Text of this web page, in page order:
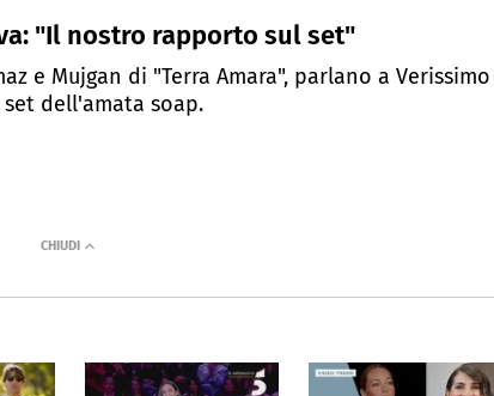
"Il nostro rapporto sul set"
e Mujgan di "Terra Amara", parlano a Verissimo
dell'amata soap.